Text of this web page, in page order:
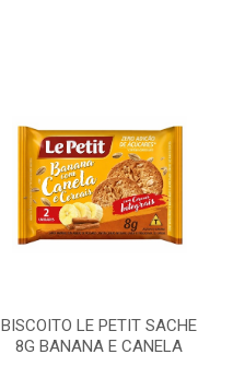
BISCOITO LE PETIT SACHE
8G BANANA E CANELA